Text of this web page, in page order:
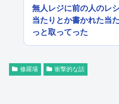
無人レジに前の人のレ
当たりとか書かれた当
っと取ってった
修羅場 衝撃的な話